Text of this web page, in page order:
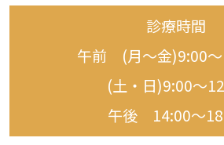
診療時間
午前 (月〜金)9:00
(土・日)9:00〜
午後 14:00〜